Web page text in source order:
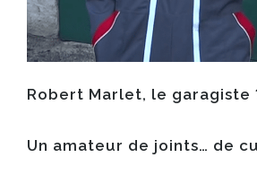
Robert Marlet, le garagiste
Un amateur de joints… de